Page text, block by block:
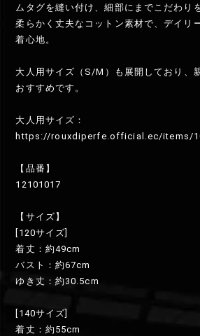
ムタグを縫い付け、細部にまでこだわり
柔らかく丈夫なコットン素材で、デイリ
着心地。
大人用サイズ（S/M）も展開しており、
おすすめです。
大人用サイズ：
https://rouxdiperfe.official.ec/items/
【品番】
12101017
【サイズ】
[120サイズ]
着丈：約49cm
バスト：約67cm
ゆき丈：約30.5cm
[140サイズ]
着丈：約55cm